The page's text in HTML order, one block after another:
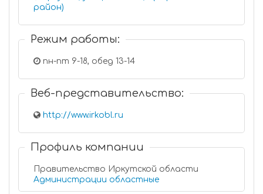
район)
Режим работы:
пн-пт 9-18, обед 13-14
Веб-представительство:
http://www.irkobl.ru
Профиль компании
Правительство Иркутской области
Администрации областные